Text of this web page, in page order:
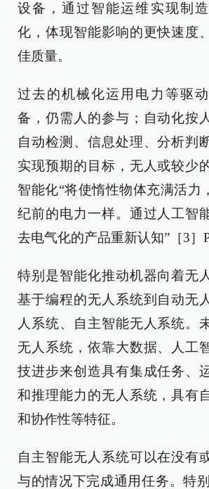
设备，通过智能运维实现制
化，体现智能影响的更快速度
佳质量。
过去的机械化运用电力等驱
备，仍需人的参与；自动化按
自动检测、信息处理、分析判
实现预期的目标，无人或较少
智能化“将使惰性物体充满活力
纪前的电力一样。通过人工智
去电气化的产品重新认知”［3］
特别是智能化推动机器向着无
基于编程的无人系统到自动无
人系统、自主智能无人系统。
无人系统，依靠大数据、人工
技进步来创造具有集成任务、
和推理能力的无人系统，具有
和协作性等特征。
自主智能无人系统可以在没有
与的情况下完成通用任务。特